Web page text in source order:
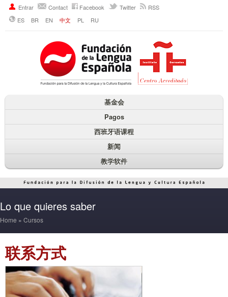
Entrar Contact Facebook Twitter
RSS
ES
BR EN 中文 PL RU
基金会
Pagos
西班牙语课程
新闻
教学软件
Lo que quieres saber
Home » Cursos
联系方式